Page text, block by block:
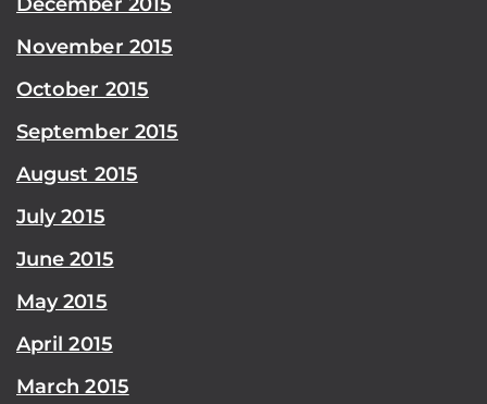
November 2015
October 2015
September 2015
August 2015
July 2015
June 2015
May 2015
April 2015
March 2015